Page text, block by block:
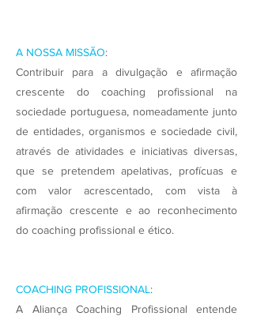
A NOSSA MISSÃO:
Contribuir para a divulgação e afirmação
crescente do coaching profissional na
sociedade portuguesa, nomeadamente junto
de entidades, organismos e sociedade civil,
através de atividades e iniciativas diversas,
que se pretendem apelativas, profícuas e
com valor acrescentado, com vista à
afirmação crescente e ao reconhecimento
do coaching profissional e ético.
COACHING PROFISSIONAL :
A Aliança Coaching Profissional entende